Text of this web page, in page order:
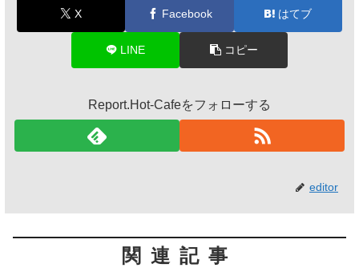
X Facebook はてブ
LINE コピー
Report.Hot-Cafeをフォローする
editor
関連記事